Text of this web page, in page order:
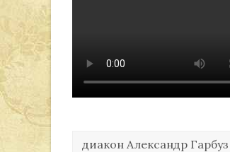
диакон Александр Гарбуз